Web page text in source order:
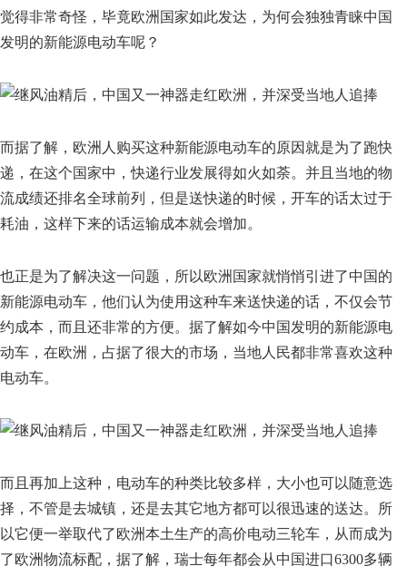
觉得非常奇怪，毕竟欧洲国家如此发达，为何会独独青睐中国
发明的新能源电动车呢？
而据了解，欧洲人购买这种新能源电动车的原因就是为了跑快
递，在这个国家中，快递行业发展得如火如荼。并且当地的物
流成绩还排名全球前列，但是送快递的时候，开车的话太过于
耗油，这样下来的话运输成本就会增加。
也正是为了解决这一问题，所以欧洲国家就悄悄引进了中国的
新能源电动车，他们认为使用这种车来送快递的话，不仅会节
约成本，而且还非常的方便。据了解如今中国发明的新能源电
动车，在欧洲，占据了很大的市场，当地人民都非常喜欢这种
电动车。
而且再加上这种，电动车的种类比较多样，大小也可以随意选
择，不管是去城镇，还是去其它地方都可以很迅速的送达。所
以它便一举取代了欧洲本土生产的高价电动三轮车，从而成为
了欧洲物流标配，据了解，瑞士每年都会从中国进口6300多辆